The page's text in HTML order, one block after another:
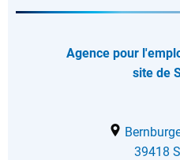
Agence pour
site de
39418